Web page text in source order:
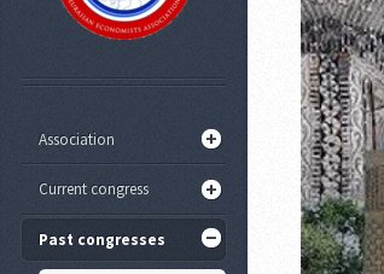
Association
Current congress
Past congresses